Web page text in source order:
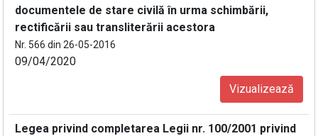
documentele de stare civilă în urma schimbării,
rectificării sau transliterării acestora
Nr. 566 din 26-05-2016
09/04/2020
Vizualizează
Legea privind completarea Legii nr. 100/2001 privind